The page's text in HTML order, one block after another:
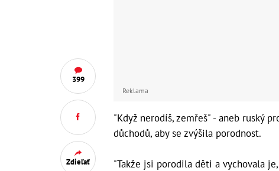
399
Zdieľať
Reklama
"Když nerodíš, zemřeš" - aneb ruský
důchodů, aby se zvýšila porodnost.
"Takže jsi porodila děti a vychovala